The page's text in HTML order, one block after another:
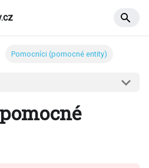
Pomocníci (pomocné entity)